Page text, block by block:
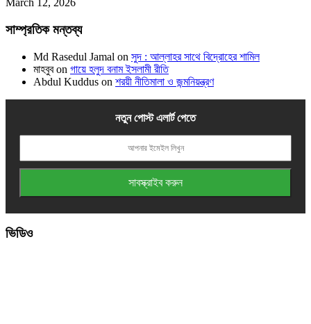
March 12, 2026
সাম্প্রতিক মন্তব্য
Md Rasedul Jamal on সুদ : আল্লাহর সাথে বিদ্রোহের শামিল
মাহবুবon গায়ে হলুদ বনাম ইসলামী রীতি
Abdul Kuddus on শরয়ী নীতিমালা ও জন্মনিয়ন্ত্রণ
নতুন পোস্ট এলার্ট পেতে
ভিডিও